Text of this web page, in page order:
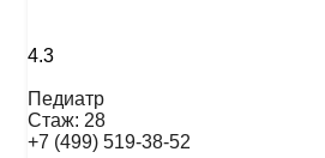
4.3
Педиатр
Стаж: 28
+7 (499) 519-38-52